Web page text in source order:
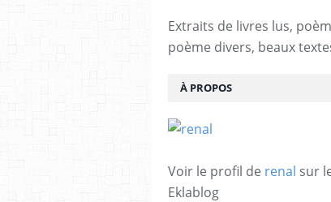
Extraits de livres lus,
poème divers, beaux
À PROPOS
Voir le profil de renal sur
Eklablog